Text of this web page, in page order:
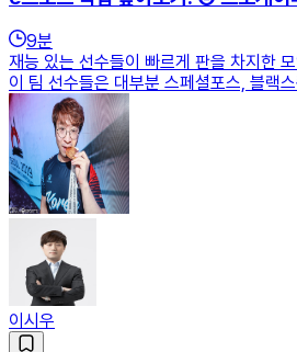
9분
재능 있는 선수들이 빠르게 판을 차지한
이 팀 선수들은 대부분 스페셜포스, 블랙
이시우